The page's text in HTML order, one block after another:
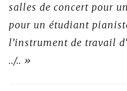
salles de concert pour
pour un étudiant
l’instrument de travail
../.. »